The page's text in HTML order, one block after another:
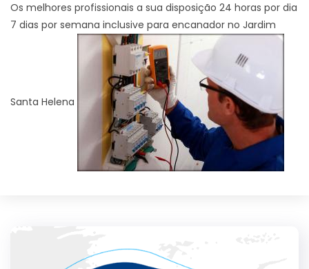
Os melhores profissionais a sua disposição 24 horas por dia
7 dias por semana inclusive para encanador no Jardim
Santa Helena